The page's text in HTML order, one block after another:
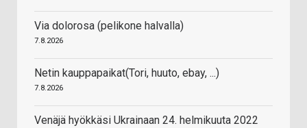
Via dolorosa (pelikone halvalla)
7.8.2026
Netin kauppapaikat(Tori, huuto, ebay, ...)
7.8.2026
Venäjä hyökkäsi Ukrainaan 24. helmikuuta 2022